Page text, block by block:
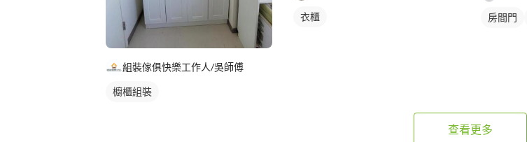
組裝傢俱快樂工作人/吳師傅
櫥櫃組裝
衣櫃 房間門
查看更多